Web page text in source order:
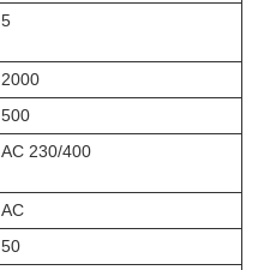
5
2000
500
AC 230/400
AC
50